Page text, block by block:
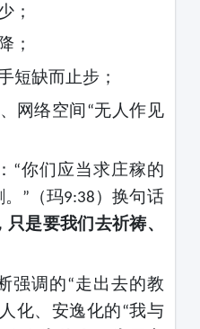
；
；
短缺而止步；
网络空间“无人作见
“你们应当求庄稼的
” （玛9:38 ）换句话
是要我们去祈祷、
强调的“走出去的教
化、安逸化的“我与